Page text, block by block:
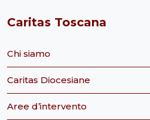
Caritas Toscana
Chi siamo
Caritas Diocesiane
Aree d’intervento